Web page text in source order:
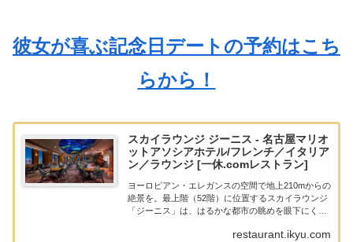
彼女が喜ぶ記念日デートの予約はこち
らから！
スカイラウンジ ジーニス - 名古屋マリオ
ットアソシアホテル/フレンチ／イタリア
ン／ラウンジ [一休.comレストラン]
ヨーロピアン・エレガンスの空間で地上210mからの
絶景を。最上階（52階）に位置するスカイラウンジ
「ジーニス」は、はるかな都市の眺めを眼下にくつ
はケーキや紅茶を。夜景を楽しみながらのカクテル
restaurant.ikyu.com